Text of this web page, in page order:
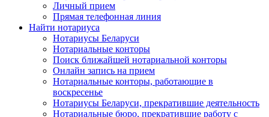
Личный прием
Прямая телефонная линия
Найти нотариуса
Нотариусы Беларуси
Нотариальные конторы
Поиск ближайшей нотариальной конторы
Онлайн запись на прием
Нотариальные конторы, работающие в
воскресенье
Нотариусы Беларуси, прекратившие деятельность
Нотариальные бюро, прекратившие работу с